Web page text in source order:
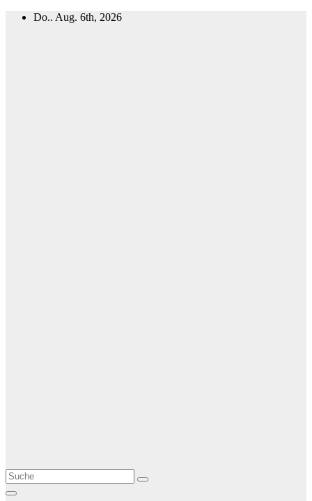
Zum
Do.. Aug. 6th, 2026
Le Matin
AGENCE DE PRESSE